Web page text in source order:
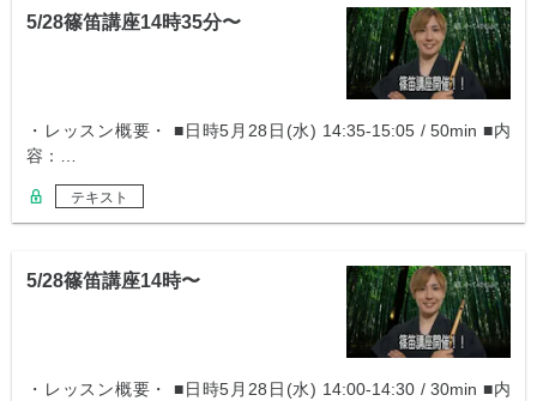
5/28篠笛講座14時35分〜
・レッスン概要・ ■日時5月28日(水) 14:35-15:05 / 50min ■内
容：…
テキスト
5/28篠笛講座14時〜
・レッスン概要・ ■日時5月28日(水) 14:00-14:30 / 30min ■内